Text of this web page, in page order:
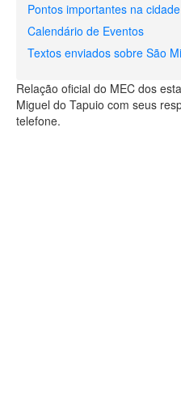
Pontos importantes na
Calendário de Eventos
Textos enviados sobre São
Relação oficial do MEC dos
Miguel do Tapuio com seus
telefone.